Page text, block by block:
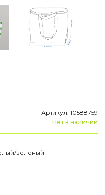
Артикул: 10588759
Нет в наличии
зелёный